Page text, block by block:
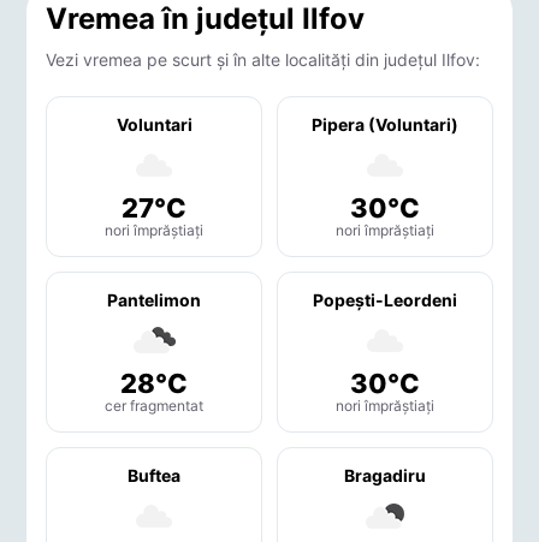
Vremea în județul Ilfov
Vezi vremea pe scurt și în alte localități din județul Ilfov:
Voluntari
27°C
nori împrăștiați
Pipera (Voluntari)
30°C
nori împrăștiați
Pantelimon
28°C
cer fragmentat
Popeşti-Leordeni
30°C
nori împrăștiați
Buftea Bragadiru